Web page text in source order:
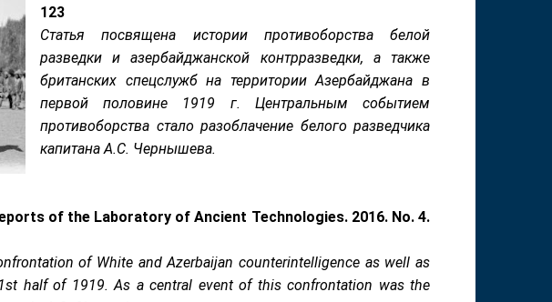
123
Статья посвящена истории противоборства белой
разведки и азербайджанской контрразведки, а также
британских спецслужб на территории Азербайджана в
первой половине 1919 г. Центральным событием
противоборства стало разоблачение белого разведчика
капитана А.С. Чернышева.
of the Laboratory of Ancient Technologies. 2016. No. 4.
of White and Azerbaijan counterintelligence as well as
half of 1919. As a central event of this confrontation was the